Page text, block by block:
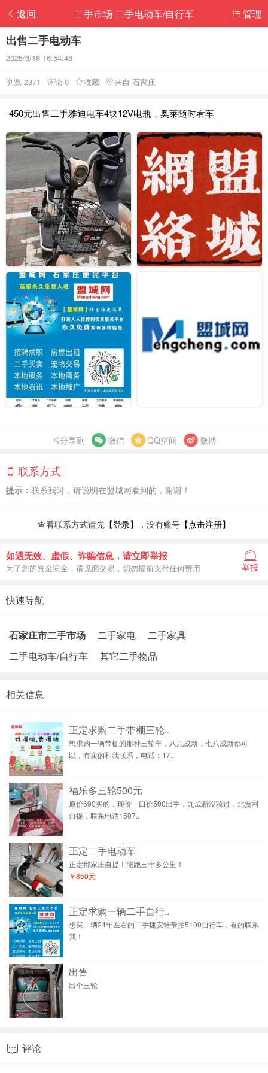
返回 管理
二手市场 二手电动车/自行车
出售二手电动车
2025/6/18 16:54:46
浏览 2371 评论 0 收藏 来自 石家庄
450元出售二手雅迪电车4块12V电瓶，奥莱随时看车
分享到 微信 QQ空间 微博
联系方式
提示： 联系我时，请说明在盟城网看到的，谢谢！
查看联系方式请先 【登录】 ，没有账号 【点击注册】
如遇无效、虚假、诈骗信息，请立即举报
为了您的资金安全，请见面交易，切勿提前支付任何费用 举报
快速导航
石家庄市二手市场 二手家电
二手家具
二手电动车/自行车
其它二手物品
相关信息
正定求购二手带棚三轮..
想求购一辆带棚的那种三轮车，八九成新，七八成新都可
以，有卖的和我联系，电话：17..
福乐多三轮500元
原价690买的，现价一口价500出手，九成新没骑过，北贾村
自提，联系电话1507..
正定二手电动车
正定邢家庄自提！能跑三十多公里！
￥850元
正定求购一辆二手自行..
想买一辆24年左右的二手捷安特帝拍5100自行车，有的联系
我！
出售
出个三轮
 评论